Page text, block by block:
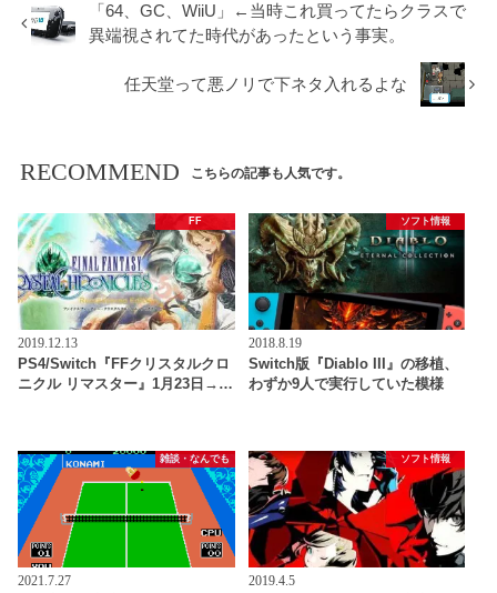
「64、GC、WiiU」←当時これ買ってたらクラスで
異端視されてた時代があったという事実。
任天堂って悪ノリで下ネタ入れるよな
RECOMMEND こちらの記事も人気です。
FF
2019.12.13
PS4/Switch『FFクリスタルクロ
ニクル リマスター』1月23日→…
ソフト情報
2018.8.19
Switch版『Diablo III』の移植、
わずか9人で実行していた模様
雑談・なんでも
2021.7.27
ソフト情報
2019.4.5